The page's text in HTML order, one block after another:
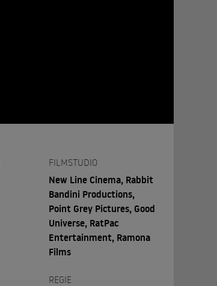
FILMSTUDIO
New Line Cinema, Rabbit
Bandini Productions,
Point Grey Pictures, Good
Universe, RatPac
Entertainment, Ramona
Films
REGIE